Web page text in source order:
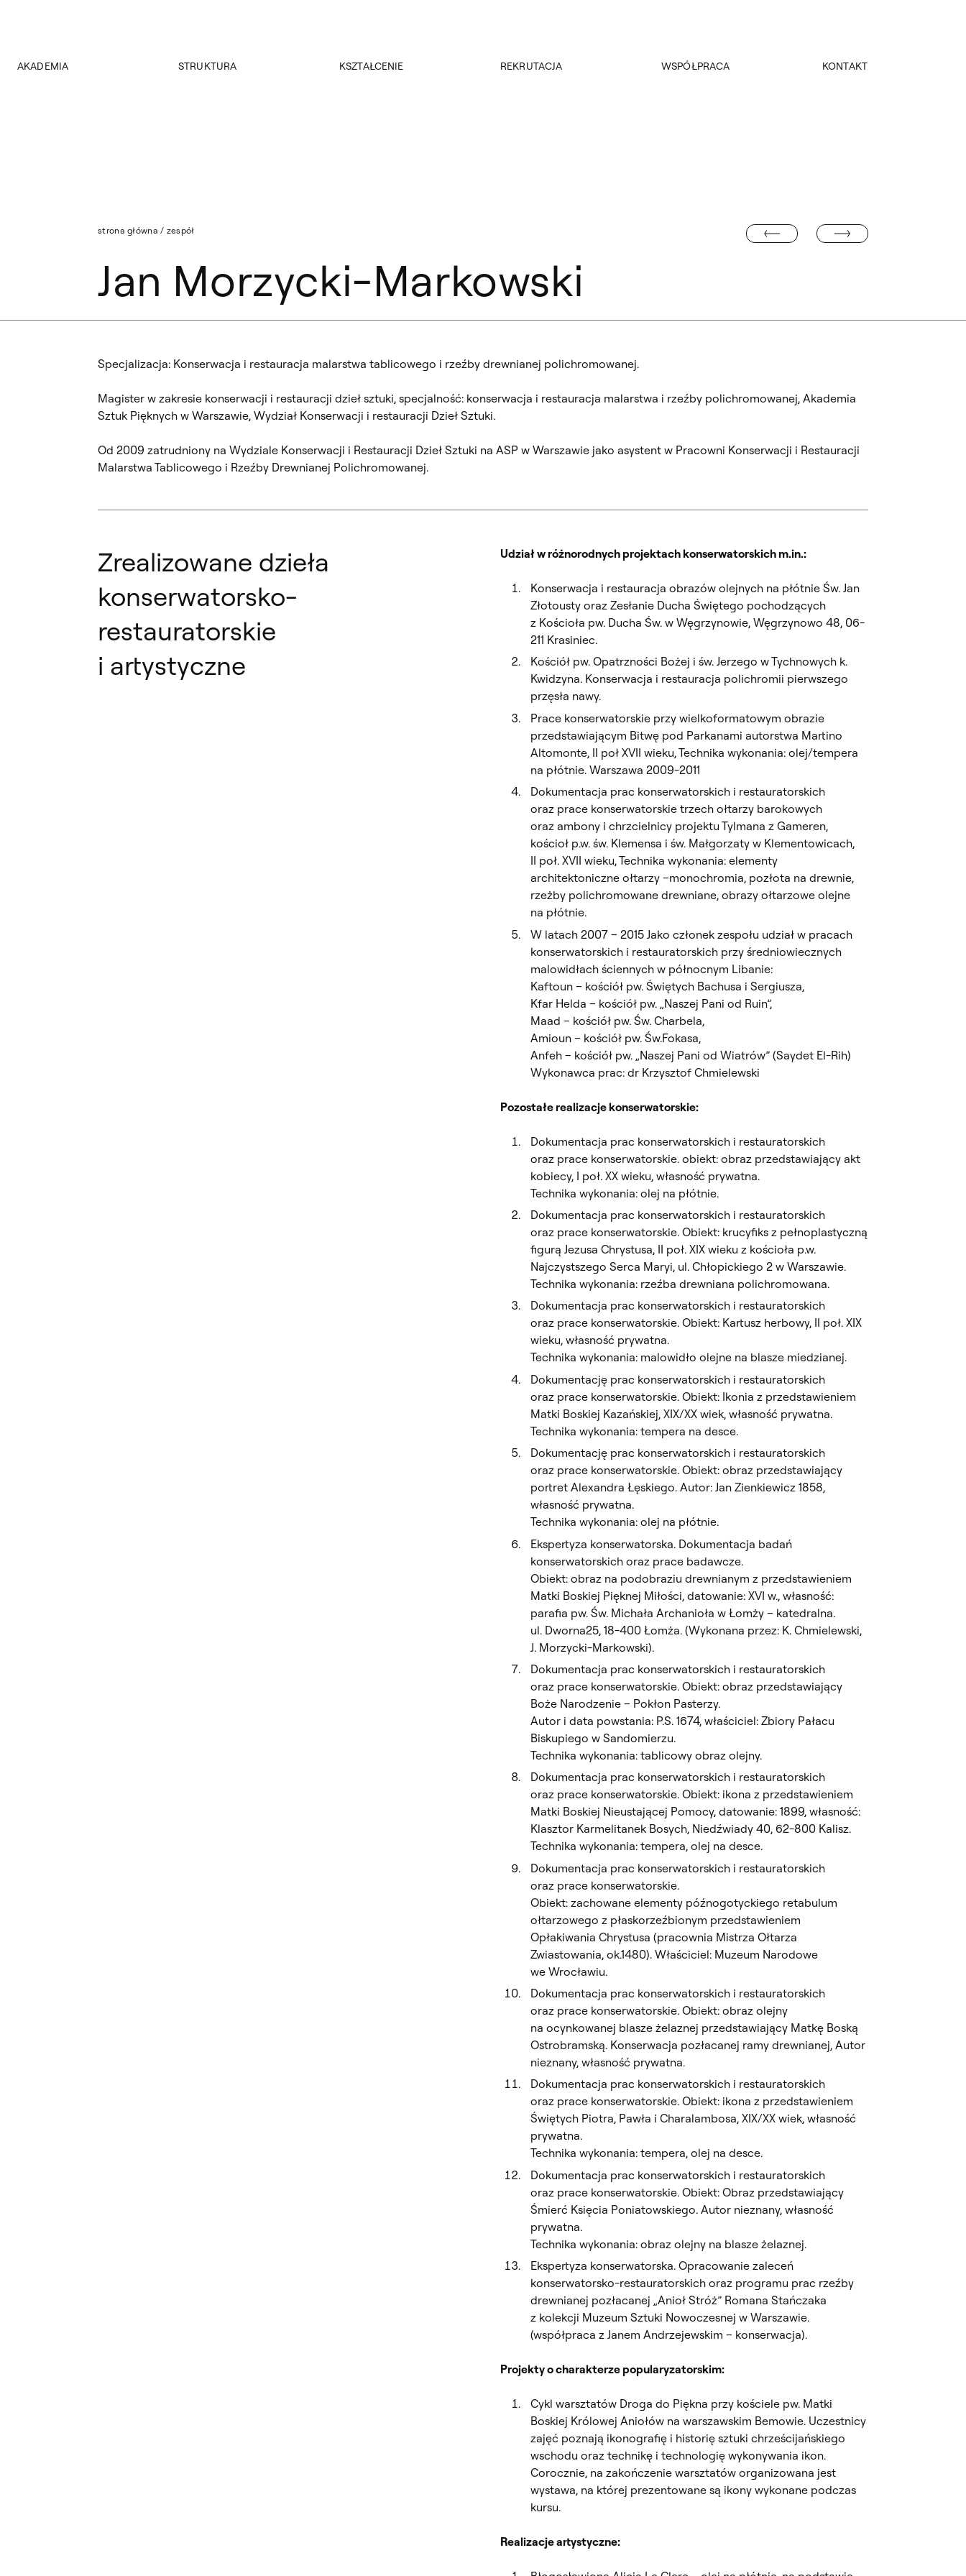
AKADEMIA STRUKTURA KSZTAŁCENIE REKRUTACJA WSPÓŁPRACA KONTAKT
strona główna / zespół
Jan Morzycki-Markowski
JACEK CYPEL
DR JAN ANDRZEJEWSKI
Specjalizacja: Konserwacja i restauracja malarstwa tablicowego i rzeźby drewnianej polichromowanej.
Magister w zakresie konserwacji i restauracji dzieł sztuki, specjalność: konserwacja i restauracja malarstwa i rzeźby polichromowanej, Akademia
Sztuk Pięknych w Warszawie, Wydział Konserwacji i restauracji Dzieł Sztuki.
Od 2009 zatrudniony na Wydziale Konserwacji i Restauracji Dzieł Sztuki na ASP w Warszawie jako asystent w Pracowni Konserwacji i Restauracji
Malarstwa Tablicowego i Rzeźby Drewnianej Polichromowanej.
Zrealizowane dzieła
konserwatorsko-
restauratorskie
i artystyczne
Udział w różnorodnych projektach konserwatorskich m.in.:
Konserwacja i restauracja obrazów olejnych na płótnie Św. Jan
Złotousty oraz Zesłanie Ducha Świętego pochodzących
z Kościoła pw. Ducha Św. w Węgrzynowie, Węgrzynowo 48, 06-
211 Krasiniec.
Kościół pw. Opatrzności Bożej i św. Jerzego w Tychnowych k.
Kwidzyna. Konserwacja i restauracja polichromii pierwszego
przęsła nawy.
Prace konserwatorskie przy wielkoformatowym obrazie
przedstawiającym Bitwę pod Parkanami autorstwa Martino
Altomonte, II poł XVII wieku, Technika wykonania: olej/tempera
na płótnie. Warszawa 2009-2011
Dokumentacja prac konserwatorskich i restauratorskich
oraz prace konserwatorskie trzech ołtarzy barokowych
oraz ambony i chrzcielnicy projektu Tylmana z Gameren,
kościoł p.w. św. Klemensa i św. Małgorzaty w Klementowicach,
II poł. XVII wieku, Technika wykonania: elementy
architektoniczne ołtarzy –monochromia, pozłota na drewnie,
rzeżby polichromowane drewniane, obrazy ołtarzowe olejne
na płótnie.
W latach 2007 – 2015 Jako członek zespołu udział w pracach
konserwatorskich i restauratorskich przy średniowiecznych
malowidłach ściennych w północnym Libanie:
Kaftoun – kościół pw. Świętych Bachusa i Sergiusza,
Kfar Helda – kościół pw. „Naszej Pani od Ruin”,
Maad – kościół pw. Św. Charbela,
Amioun – kościół pw. Św.Fokasa,
Anfeh – kościół pw. „Naszej Pani od Wiatrów” (Saydet El-Rih)
Wykonawca prac: dr Krzysztof Chmielewski
Pozostałe realizacje konserwatorskie:
Dokumentacja prac konserwatorskich i restauratorskich
oraz prace konserwatorskie. obiekt: obraz przedstawiający akt
kobiecy, I poł. XX wieku, własność prywatna.
Technika wykonania: olej na płótnie.
Dokumentacja prac konserwatorskich i restauratorskich
oraz prace konserwatorskie. Obiekt: krucyfiks z pełnoplastyczną
figurą Jezusa Chrystusa, II poł. XIX wieku z kościoła p.w.
Najczystszego Serca Maryi, ul. Chłopickiego 2 w Warszawie.
Technika wykonania: rzeźba drewniana polichromowana.
Dokumentacja prac konserwatorskich i restauratorskich
oraz prace konserwatorskie. Obiekt: Kartusz herbowy, II poł. XIX
wieku, własność prywatna.
Technika wykonania: malowidło olejne na blasze miedzianej.
Dokumentację prac konserwatorskich i restauratorskich
oraz prace konserwatorskie. Obiekt: Ikonia z przedstawieniem
Matki Boskiej Kazańskiej, XIX/XX wiek, własność prywatna.
Technika wykonania: tempera na desce.
Dokumentację prac konserwatorskich i restauratorskich
oraz prace konserwatorskie. Obiekt: obraz przedstawiający
portret Alexandra Łęskiego. Autor: Jan Zienkiewicz 1858,
własność prywatna.
Technika wykonania: olej na płótnie.
Ekspertyza konserwatorska. Dokumentacja badań
konserwatorskich oraz prace badawcze.
Obiekt: obraz na podobraziu drewnianym z przedstawieniem
Matki Boskiej Pięknej Miłości, datowanie: XVI w., własność:
parafia pw. Św. Michała Archanioła w Łomży – katedralna.
ul. Dworna25, 18-400 Łomża. (Wykonana przez: K. Chmielewski,
J. Morzycki-Markowski).
Dokumentacja prac konserwatorskich i restauratorskich
oraz prace konserwatorskie. Obiekt: obraz przedstawiający
Boże Narodzenie – Pokłon Pasterzy.
Autor i data powstania: P.S. 1674, właściciel: Zbiory Pałacu
Biskupiego w Sandomierzu.
Technika wykonania: tablicowy obraz olejny.
Dokumentacja prac konserwatorskich i restauratorskich
oraz prace konserwatorskie. Obiekt: ikona z przedstawieniem
Matki Boskiej Nieustającej Pomocy, datowanie: 1899, własność:
Klasztor Karmelitanek Bosych, Niedźwiady 40, 62-800 Kalisz.
Technika wykonania: tempera, olej na desce.
Dokumentacja prac konserwatorskich i restauratorskich
oraz prace konserwatorskie.
Obiekt: zachowane elementy późnogotyckiego retabulum
ołtarzowego z płaskorzeźbionym przedstawieniem
Opłakiwania Chrystusa (pracownia Mistrza Ołtarza
Zwiastowania, ok.1480). Właściciel: Muzeum Narodowe
we Wrocławiu.
Dokumentacja prac konserwatorskich i restauratorskich
oraz prace konserwatorskie. Obiekt: obraz olejny
na ocynkowanej blasze żelaznej przedstawiający Matkę Boską
Ostrobramską. Konserwacja pozłacanej ramy drewnianej, Autor
nieznany, własność prywatna.
Dokumentacja prac konserwatorskich i restauratorskich
oraz prace konserwatorskie. Obiekt: ikona z przedstawieniem
Świętych Piotra, Pawła i Charalambosa, XIX/XX wiek, własność
prywatna.
Technika wykonania: tempera, olej na desce.
Dokumentacja prac konserwatorskich i restauratorskich
oraz prace konserwatorskie. Obiekt: Obraz przedstawiający
Śmierć Księcia Poniatowskiego. Autor nieznany, własność
prywatna.
Technika wykonania: obraz olejny na blasze żelaznej.
Ekspertyza konserwatorska. Opracowanie zaleceń
konserwatorsko-restauratorskich oraz programu prac rzeźby
drewnianej pozłacanej „Anioł Stróż” Romana Stańczaka
z kolekcji Muzeum Sztuki Nowoczesnej w Warszawie.
(współpraca z Janem Andrzejewskim – konserwacja).
Projekty o charakterze popularyzatorskim:
Cykl warsztatów Droga do Piękna przy kościele pw. Matki
Boskiej Królowej Aniołów na warszawskim Bemowie. Uczestnicy
zajęć poznają ikonografię i historię sztuki chrześcijańskiego
wschodu oraz technikę i technologię wykonywania ikon.
Corocznie, na zakończenie warsztatów organizowana jest
wystawa, na której prezentowane są ikony wykonane podczas
kursu.
Realizacje artystyczne: